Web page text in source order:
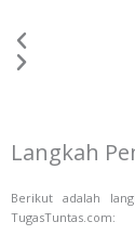
Langkah
Berikut adalah
TugasTuntas.com: